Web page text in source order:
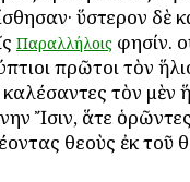
ὕστερον δὲ
Παραλλήλοις φησίν.
πρῶτοι τὸν
τὸν μὲν
Ἴσιν, ἅτε
θεοὺς ἐκ τοῦ